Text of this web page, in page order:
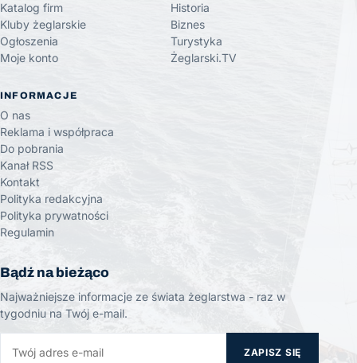
Katalog firm
Kluby żeglarskie
Ogłoszenia
Moje konto
Historia
Biznes
Turystyka
Żeglarski.TV
INFORMACJE
O nas
Reklama i współpraca
Do pobrania
Kanał RSS
Kontakt
Polityka redakcyjna
Polityka prywatności
Regulamin
Bądź na bieżąco
Najważniejsze informacje ze świata żeglarstwa - raz w
tygodniu na Twój e-mail.
ZAPISZ SIĘ